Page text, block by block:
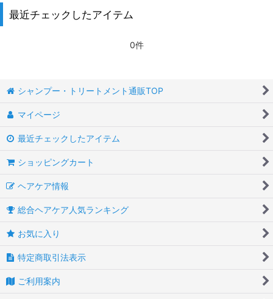
最近チェックしたアイテム
0件
シャンプー・トリートメント通販TOP
マイページ
最近チェックしたアイテム
ショッピングカート
ヘアケア情報
総合ヘアケア人気ランキング
お気に入り
特定商取引法表示
ご利用案内